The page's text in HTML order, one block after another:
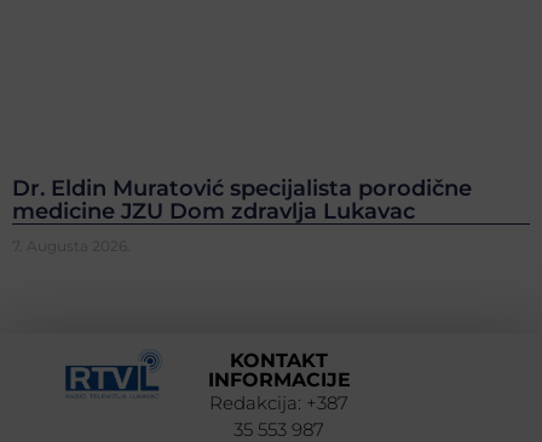
Dr. Eldin Muratović specijalista porodične
medicine JZU Dom zdravlja Lukavac
7. Augusta 2026.
KONTAKT
INFORMACIJE
Redakcija: +387
35 553 987